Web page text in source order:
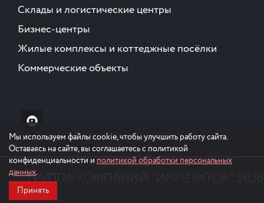
Склады и логистические центры
Бизнес-центры
Жилые комплексы и коттеджные посёлки
Коммерческие объекты
© ГРУППА КОМПАНИЙ "ИМПЕРАТОР",
Мы используем файлы cookie, чтобы улучшить работу сайта.
Оставаясь на сайте, вы соглашаетесь с политикой
конфиденциальности и политикой обработки персональных
данных.
Принять